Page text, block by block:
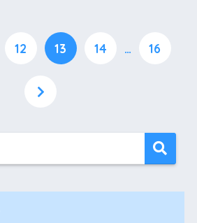
12 13 14 … 16